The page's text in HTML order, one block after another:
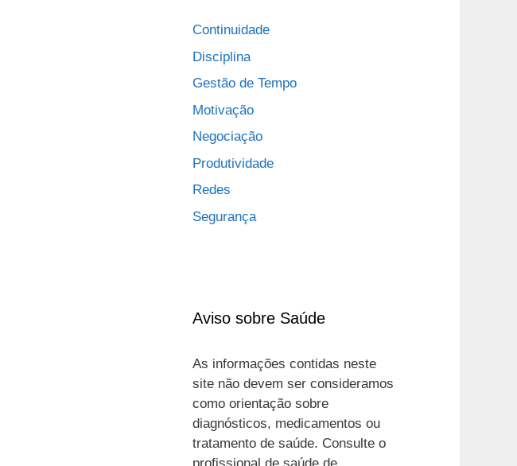
Continuidade
Disciplina
Gestão de Tempo
Motivação
Negociação
Produtividade
Redes
Segurança
Aviso sobre Saúde
As informações contidas neste
site não devem ser consideramos
como orientação sobre
diagnósticos, medicamentos ou
tratamento de saúde. Consulte o
profissional de saúde de